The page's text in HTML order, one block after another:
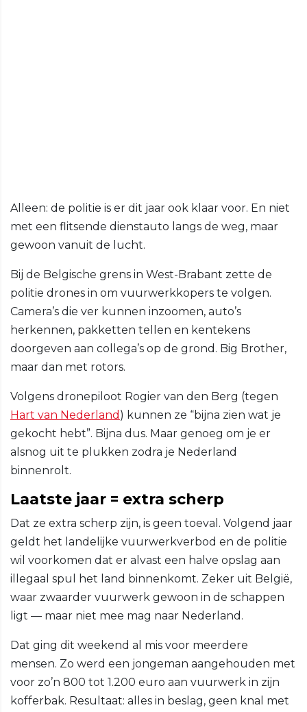
Alleen: de politie is er dit jaar ook klaar voor. En niet
met een flitsende dienstauto langs de weg, maar
gewoon vanuit de lucht.
Bij de Belgische grens in West-Brabant zette de
politie drones in om vuurwerkkopers te volgen.
Camera’s die ver kunnen inzoomen, auto’s
herkennen, pakketten tellen en kentekens
doorgeven aan collega’s op de grond. Big Brother,
maar dan met rotors.
Volgens dronepiloot Rogier van den Berg (tegen
Hart van Nederland ) kunnen ze “bijna zien wat je
gekocht hebt”. Bijna dus. Maar genoeg om je er
alsnog uit te plukken zodra je Nederland
binnenrolt.
Laatste jaar = extra scherp
Dat ze extra scherp zijn, is geen toeval. Volgend jaar
geldt het landelijke vuurwerkverbod en de politie
wil voorkomen dat er alvast een halve opslag aan
illegaal spul het land binnenkomt. Zeker uit België,
waar zwaarder vuurwerk gewoon in de schappen
ligt — maar niet mee mag naar Nederland.
Dat ging dit weekend al mis voor meerdere
mensen. Zo werd een jongeman aangehouden met
voor zo’n 800 tot 1.200 euro aan vuurwerk in zijn
kofferbak. Resultaat: alles in beslag, geen knal met